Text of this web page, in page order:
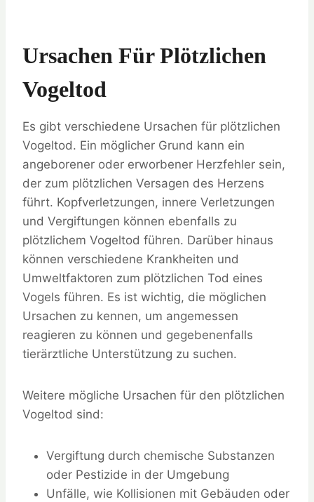
Ursachen Für Plötzlichen
Vogeltod
Es gibt verschiedene Ursachen für plötzlichen
Vogeltod. Ein möglicher Grund kann ein
angeborener oder erworbener Herzfehler sein,
der zum plötzlichen Versagen des Herzens
führt. Kopfverletzungen, innere Verletzungen
und Vergiftungen können ebenfalls zu
plötzlichem Vogeltod führen. Darüber hinaus
können verschiedene Krankheiten und
Umweltfaktoren zum plötzlichen Tod eines
Vogels führen. Es ist wichtig, die möglichen
Ursachen zu kennen, um angemessen
reagieren zu können und gegebenenfalls
tierärztliche Unterstützung zu suchen.
Weitere mögliche Ursachen für den plötzlichen
Vogeltod sind:
Vergiftung durch chemische Substanzen
oder Pestizide in der Umgebung
Unfälle, wie Kollisionen mit Gebäuden oder